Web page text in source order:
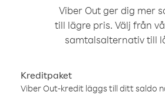
Viber Out ger dig mer
till lägre pris. Välj från
samtalsalternativ till
Kreditpaket
Viber Out-kredit läggs till ditt saldo